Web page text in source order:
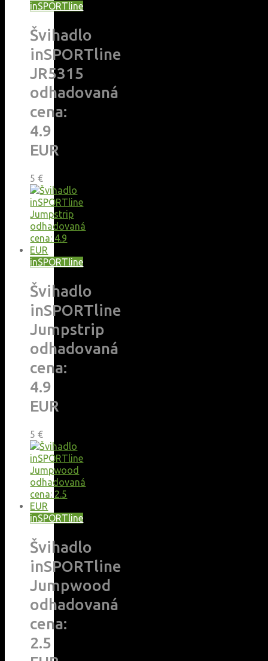
inSPORTline
Švihadlo
inSPORTline
JR5315
odhadovaná
cena:
4.9
EUR
5€
inSPORTline
Švihadlo
inSPORTline
Jumpstrip
odhadovaná
cena:
4.9
EUR
5€
inSPORTline
Švihadlo
inSPORTline
Jumpwood
odhadovaná
cena:
2.5